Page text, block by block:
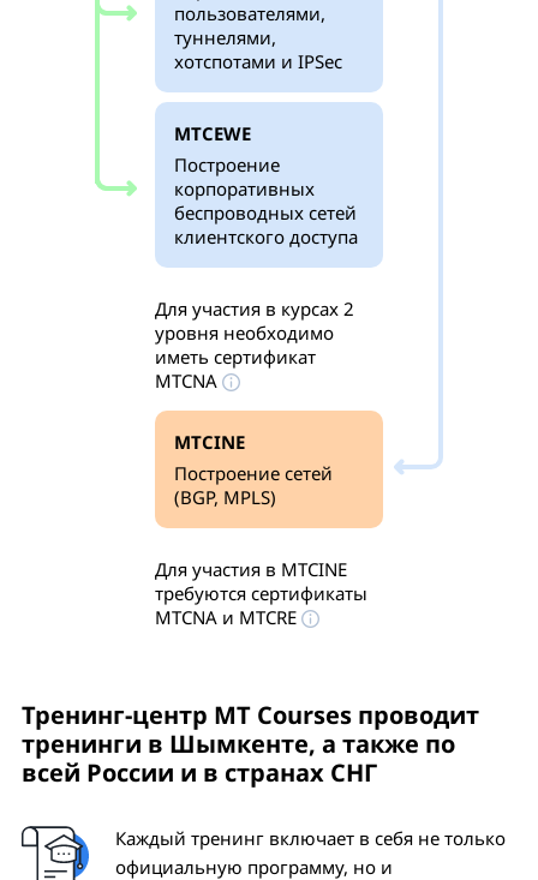
пользователями,
туннелями,
хотспотами и IPSec
MTCEWE
Построение
корпоративных
беспроводных сетей
клиентского доступа
Для участия в курсах 2
уровня необходимо
иметь сертификат
MTCNA
MTCINE
Построение сетей
(BGP, MPLS)
Для участия в MTCINE
требуются сертификаты
MTCNA и MTCRE
Тренинг-центр MT Courses проводит
тренинги в Шымкенте, а также по
всей России и в странах СНГ
Каждый тренинг включает в себя не только
официальную программу, но и